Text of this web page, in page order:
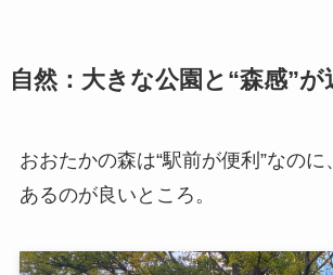
自然：大きな公園と“森感”が
おおたかの森は“駅前が便利”なのに
あるのが良いところ。